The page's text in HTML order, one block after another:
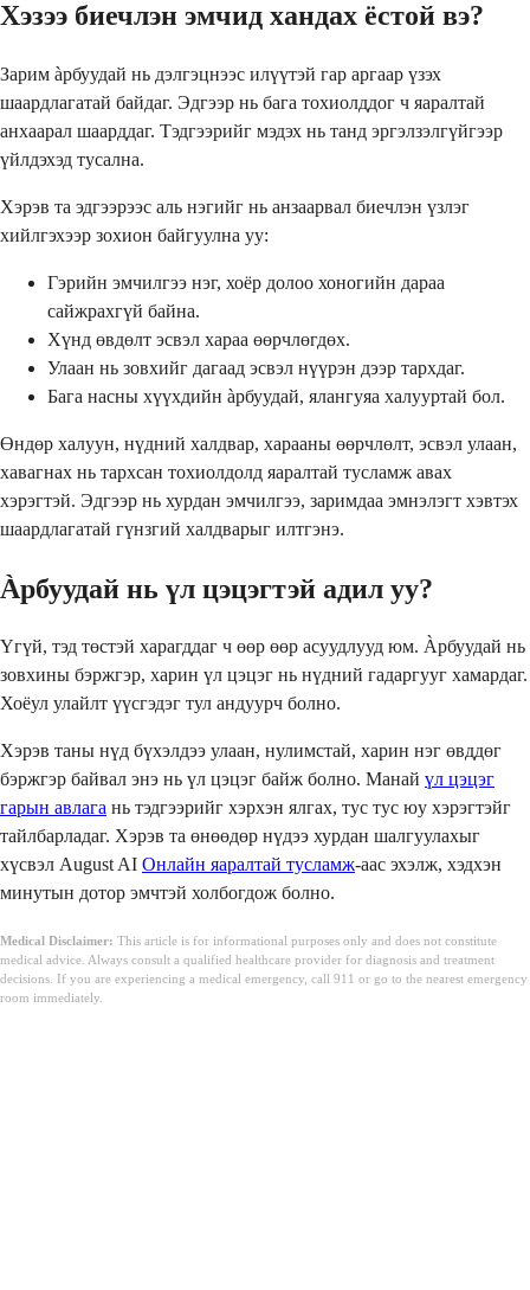
Хэзээ биечлэн эмчид хандах ёстой вэ?
Зарим àрбуудай нь дэлгэцнээс илүүтэй гар аргаар үзэх
шаардлагатай байдаг. Эдгээр нь бага тохиолддог ч яаралтай
анхаарал шаарддаг. Тэдгээрийг мэдэх нь танд эргэлзэлгүйгээр
үйлдэхэд тусална.
Хэрэв та эдгээрээс аль нэгийг нь анзаарвал биечлэн үзлэг
хийлгэхээр зохион байгуулна уу:
Гэрийн эмчилгээ нэг, хоёр долоо хоногийн дараа
сайжрахгүй байна.
Хүнд өвдөлт эсвэл хараа өөрчлөгдөх.
Улаан нь зовхийг дагаад эсвэл нүүрэн дээр тархдаг.
Бага насны хүүхдийн àрбуудай, ялангуяа халууртай бол.
Өндөр халуун, нүдний халдвар, харааны өөрчлөлт, эсвэл улаан,
хавагнах нь тархсан тохиолдолд яаралтай тусламж авах
хэрэгтэй. Эдгээр нь хурдан эмчилгээ, заримдаа эмнэлэгт хэвтэх
шаардлагатай гүнзгий халдварыг илтгэнэ.
Àрбуудай нь үл цэцэгтэй адил уу?
Үгүй, тэд төстэй харагддаг ч өөр өөр асуудлууд юм. Àрбуудай нь
зовхины бэржгэр, харин үл цэцэг нь нүдний гадаргууг хамардаг.
Хоёул улайлт үүсгэдэг тул андуурч болно.
Хэрэв таны нүд бүхэлдээ улаан, нулимстай, харин нэг өвддөг
бэржгэр байвал энэ нь үл цэцэг байж болно. Манай үл цэцэг
гарын авлага нь тэдгээрийг хэрхэн ялгах, тус тус юу хэрэгтэйг
тайлбарладаг. Хэрэв та өнөөдөр нүдээ хурдан шалгуулахыг
хүсвэл August AI Онлайн яаралтай тусламж-аас эхэлж, хэдхэн
минутын дотор эмчтэй холбогдож болно.
Medical Disclaimer: This article is for informational purposes only and does not constitute
medical advice. Always consult a qualified healthcare provider for diagnosis and treatment
decisions. If you are experiencing a medical emergency, call 911 or go to the nearest emergency
room immediately.